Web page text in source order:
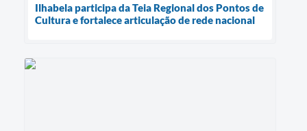
Ilhabela participa da Teia Regional dos Pontos de
Cultura e fortalece articulação de rede nacional